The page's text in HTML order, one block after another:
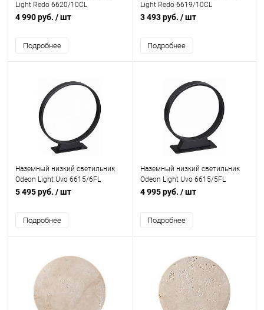
Light Redo 6620/10CL
4 990 руб. / шт
Подробнее
Light Redo 6619/10CL
3 493 руб. / шт
Подробнее
Наземный низкий светильник
Odeon Light Uvo 6615/6FL
5 495 руб. / шт
Подробнее
Наземный низкий светильник
Odeon Light Uvo 6615/5FL
4 995 руб. / шт
Подробнее